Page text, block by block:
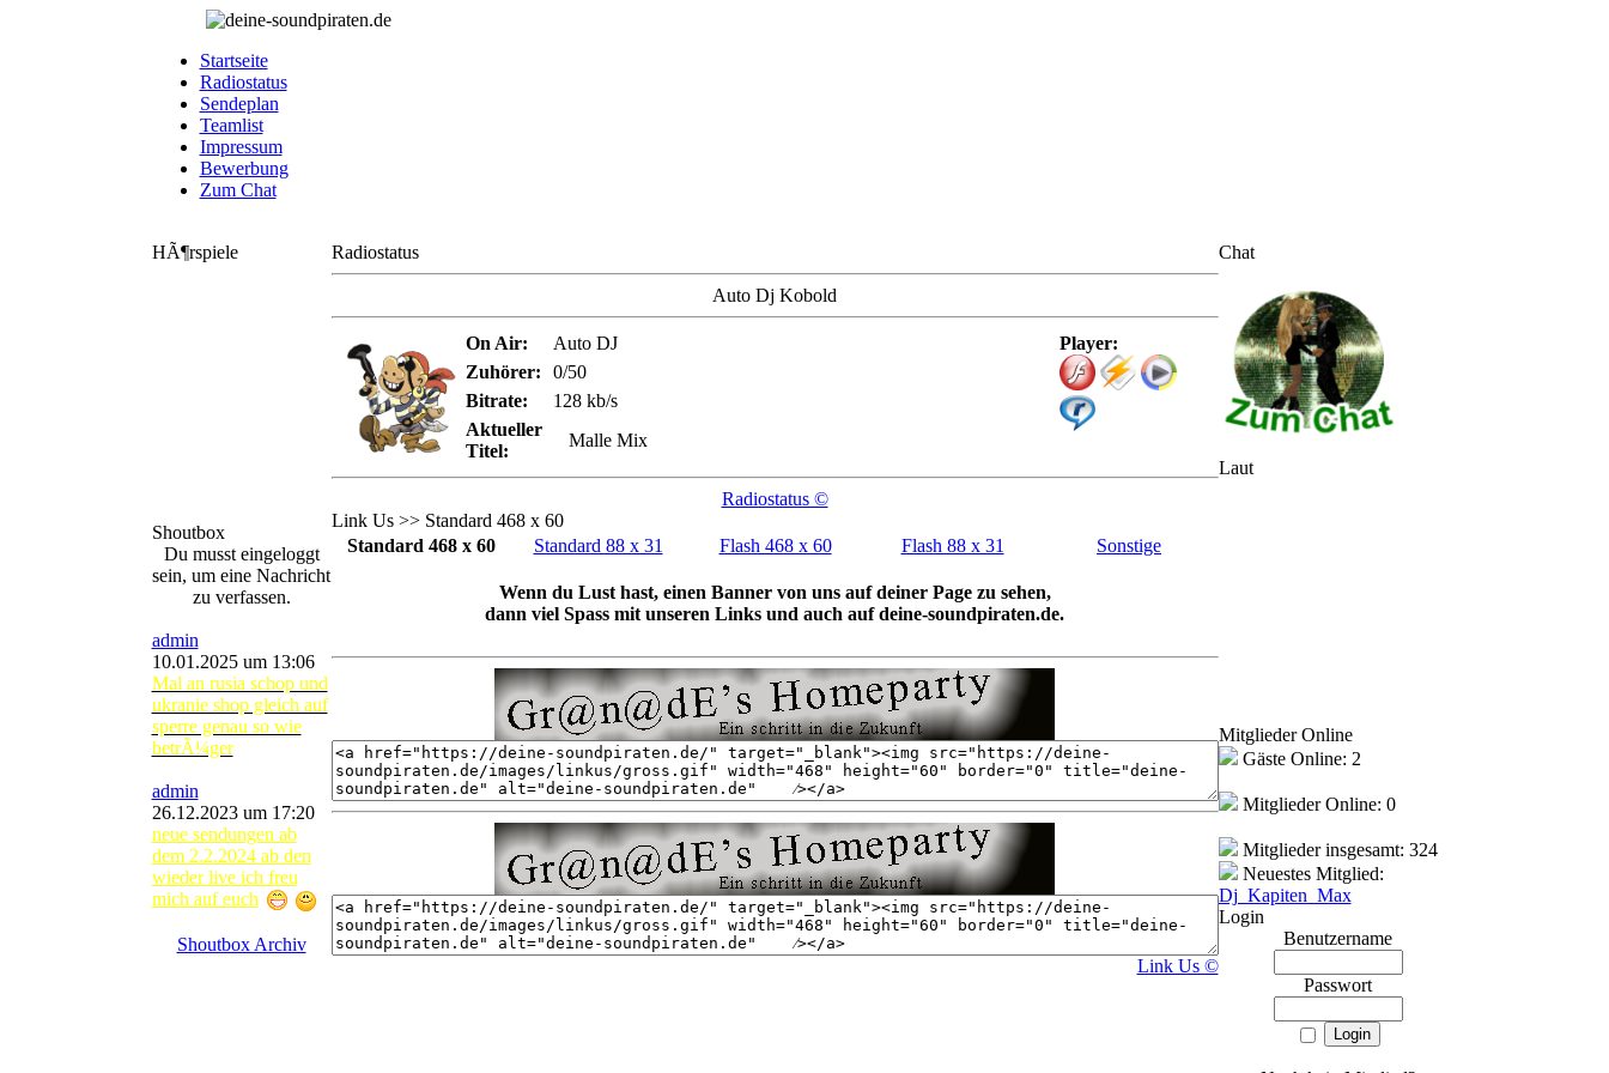
Startseite
Radiostatus
Sendeplan
Teamlist
Impressum
Bewerbung
Zum Chat
HÃ¶rspiele
Shoutbox
Du musst eingeloggt
sein, um eine Nachricht
zu verfassen.
admin
10.01.2025 um 13:06
Mal an rusia schop und
ukranie shop gleich auf
sperre genau so wie
betrÃ¼ger
admin
26.12.2023 um 17:20
neue sendungen ab
dem 2.2.2024 ab den
wieder live ich freu
mich auf euch
Shoutbox Archiv
Radiostatus
Auto Dj Kobold
On Air: Auto DJ
Player:
Zuhörer:
0/50
Bitrate:
128 kb/s
Aktueller
Titel:
Malle Mix
Radiostatus ©
Link Us >> Standard 468 x 60
Standard 468 x 60
Standard 88 x 31 Flash 468 x 60 Flash 88 x 31 Sonstige
Wenn du Lust hast, einen Banner von uns auf deiner Page zu sehen,
dann viel Spass mit unseren Links und auch auf deine-soundpiraten.de.
Link Us ©
Chat
Laut
Mitglieder Online
Gäste Online: 2
Mitglieder Online: 0
Mitglieder insgesamt: 324
Neuestes Mitglied:
Dj_Kapiten_Max
Login
Benutzername
Passwort